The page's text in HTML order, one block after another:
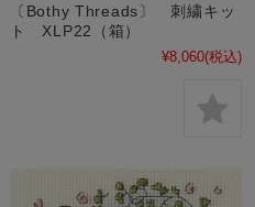
〔Bothy Threads〕 刺繍キッ
ト XLP22（箱）
¥8,060(税込)